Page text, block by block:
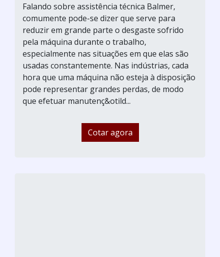
Falando sobre assistência técnica Balmer,
comumente pode-se dizer que serve para
reduzir em grande parte o desgaste sofrido
pela máquina durante o trabalho,
especialmente nas situações em que elas são
usadas constantemente. Nas indústrias, cada
hora que uma máquina não esteja à disposição
pode representar grandes perdas, de modo
que efetuar manutenç&otild...
Cotar agora